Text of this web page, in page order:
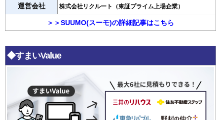
運営会社 株式会社リクルート（東証プライム上場企業）
＞＞SUUMO(スーモ)の詳細記事はこちら
◆すまいValue